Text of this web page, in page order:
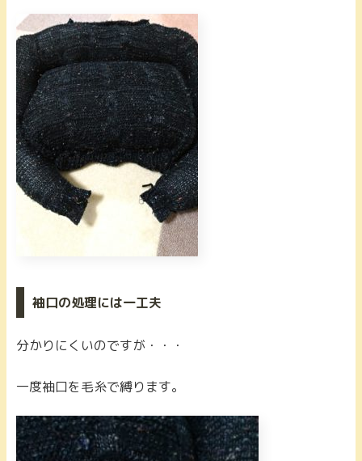
袖口の処理には一工夫
分かりにくいのですが・・・
一度袖口を毛糸で縛ります。